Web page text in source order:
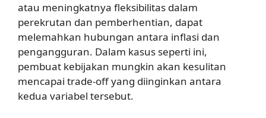
atau meningkatnya fleksibilitas dalam
perekrutan dan pemberhentian, dapat
melemahkan hubungan antara inflasi dan
pengangguran. Dalam kasus seperti ini,
pembuat kebijakan mungkin akan kesulitan
mencapai trade-off yang diinginkan antara
kedua variabel tersebut.